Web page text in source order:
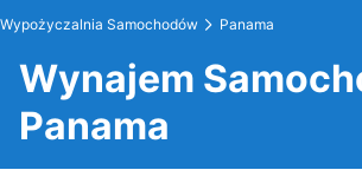
Wypożyczalnia Samochodów Panama
Wynajem
Panama